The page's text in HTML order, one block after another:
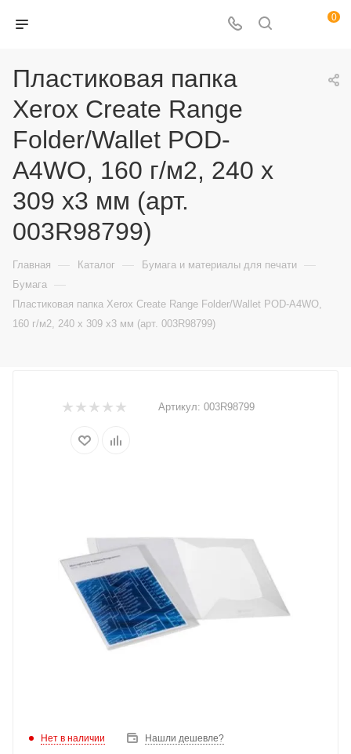
0
Пластиковая папка
Xerox Create Range
Folder/Wallet POD-
A4WO, 160 г/м2, 240 x
309 x3 мм (арт.
003R98799)
Главная — Каталог — Бумага и материалы для печати —
Бумага —
Пластиковая папка Xerox Create Range Folder/Wallet POD-A4WO,
160 г/м2, 240 x 309 x3 мм (арт. 003R98799)
Артикул: 003R98799
Нет в наличии Нашли дешевле?